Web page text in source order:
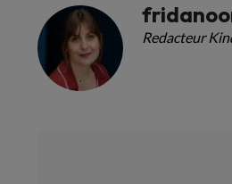
Redacteur